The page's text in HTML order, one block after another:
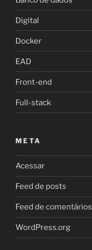
Digital
Docker
EAD
Front-end
Full-stack
META
Acessar
Feed de posts
Feed de comentários
WordPress.org